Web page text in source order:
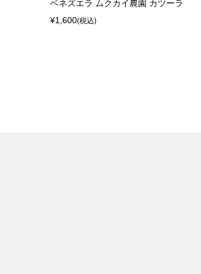
ベネズエラ ムクカイ農園 カツーラ
¥1,600(税込)